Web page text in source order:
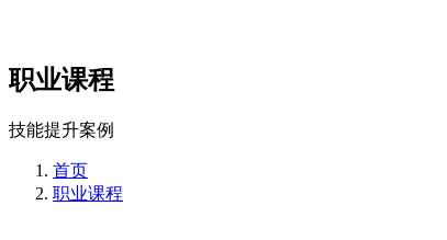
职业课程
技能提升案例
首页
职业课程